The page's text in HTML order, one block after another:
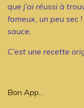
que j’ai réussi à
fameux, un peu sec
sauce.
C’est une recette
Bon App...